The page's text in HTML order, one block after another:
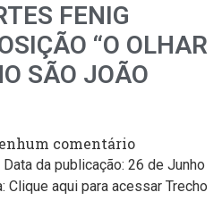
FENIG
“O OLHAR
SÃO JOÃO
comentário
da publicação: 26 de Junho
Clique aqui para acessar Trecho